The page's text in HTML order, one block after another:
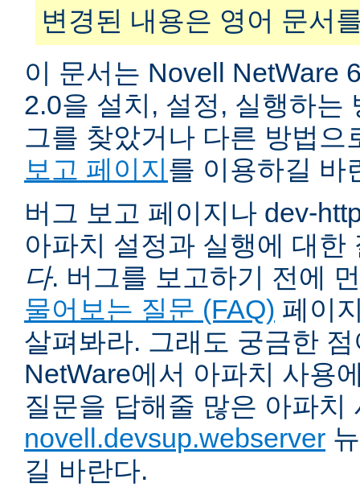
변경된 내용은 영어 문서
이 문서는 Novell NetWare
2.0을 설치, 설정, 실행하는
그를 찾았거나 다른 방법
보고 페이지를 이용하길 바
버그 보고 페이지나 dev-
아파치 설정과 실행에 대
다. 버그를 보고하기 전에
물어보는 질문 (FAQ) 페이
살펴봐라. 그래도 궁금한
NetWare에서 아파치 사용
질문을 답해줄 많은 아파치
novell.devsup.webserver
길 바란다.